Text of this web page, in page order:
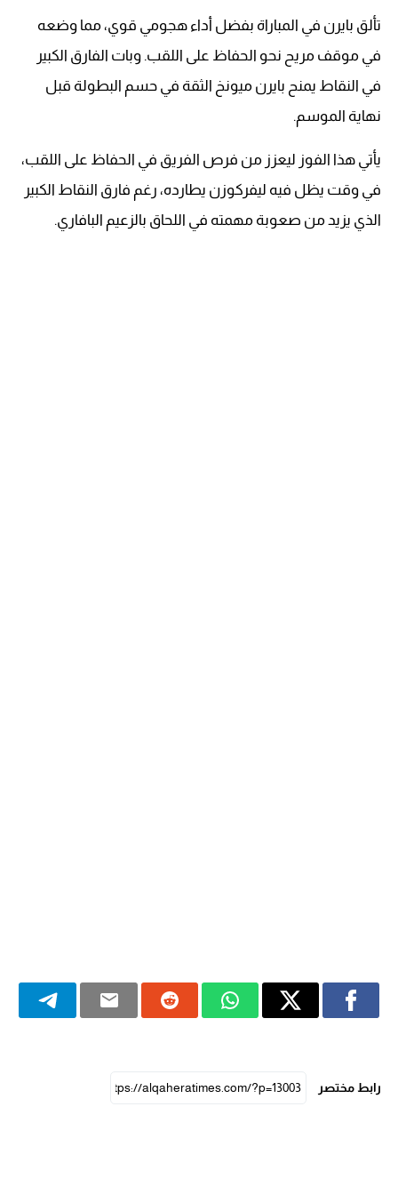
تألق بايرن في المباراة بفضل أداء هجومي قوي، مما وضعه
في موقف مريح نحو الحفاظ على اللقب. وبات الفارق الكبير
في النقاط يمنح بايرن ميونخ الثقة في حسم البطولة قبل
نهاية الموسم.
يأتي هذا الفوز ليعزز من فرص الفريق في الحفاظ على اللقب،
في وقت يظل فيه ليفركوزن يطارده، رغم فارق النقاط الكبير
الذي يزيد من صعوبة مهمته في اللحاق بالزعيم البافاري.
رابط مختصر